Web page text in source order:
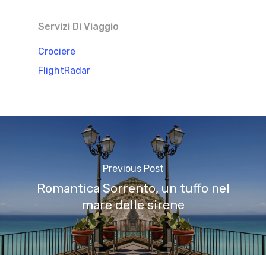
Servizi Di Viaggio
Crociere
FlightRadar
Previous Post
Romantica Sorrento, un tuffo nel
mare delle sirene